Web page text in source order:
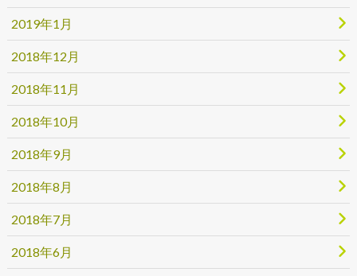
2019年1月
2018年12月
2018年11月
2018年10月
2018年9月
2018年8月
2018年7月
2018年6月